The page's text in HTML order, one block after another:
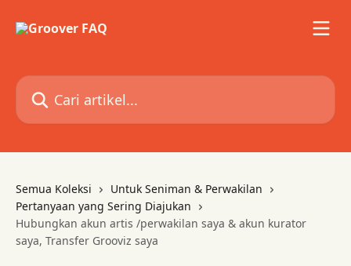
Cari artikel...
Semua Koleksi
Untuk Seniman & Perwakilan
Pertanyaan yang Sering Diajukan
Hubungkan akun artis /perwakilan saya & akun kurator
saya, Transfer Grooviz saya